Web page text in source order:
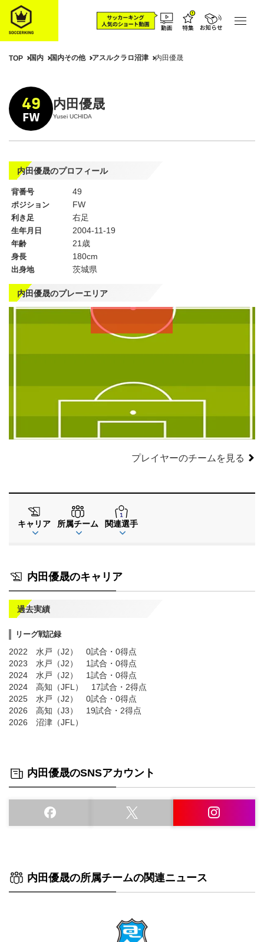
TOP 国内 国内その他 アスルクラロ沼津 内田優晟
49
FW
内田優晟
Yusei UCHIDA
内田優晟のプロフィール
背番号 49
ポジション FW
利き足 右足
生年月日 2004-11-19
年齢 21歳
身長 180cm
出身地 茨城県
内田優晟のプレーエリア
左
WG
CF
右
WG
CMF
CB
SB
GK
プレイヤーのチームを見る
キャリア 所属チーム 関連選手
内田優晟のキャリア
過去実績
リーグ戦記録
2022 水戸（J2） 0試合・0得点
2023 水戸（J2） 1試合・0得点
2024 水戸（J2） 1試合・0得点
2024 高知（JFL） 17試合・2得点
2025 水戸（J2） 0試合・0得点
2026 高知（J3） 19試合・2得点
2026 沼津（JFL）
内田優晟のSNSアカウント
内田優晟の所属チームの関連ニュース